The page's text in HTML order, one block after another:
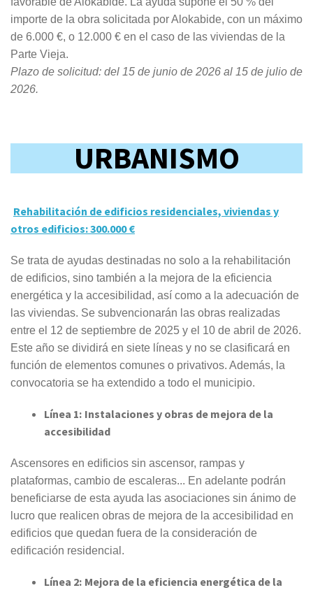
importe de la obra solicitada por Alokabide, con un máximo
de 6.000 €, o 12.000 € en el caso de las viviendas de la
Parte Vieja.
Plazo de solicitud: del 15 de junio de 2026 al 15 de julio de
2026.
URBANISMO
Rehabilitación de edificios residenciales, viviendas y
otros edificios:300.000 €
Se trata de ayudas destinadas no solo a la rehabilitación
de edificios, sino también a la mejora de la eficiencia
energética y la accesibilidad, así como a la adecuación de
las viviendas. Se subvencionarán las obras realizadas
entre el 12 de septiembre de 2025 y el 10 de abril de 2026.
Este año se dividirá en siete líneas y no se clasificará en
función de elementos comunes o privativos. Además, la
convocatoria se ha extendido a todo el municipio.
Línea 1: Instalaciones y obras de mejora de la
accesibilidad
Ascensores en edificios sin ascensor, rampas y
plataformas, cambio de escaleras... En adelante podrán
beneficiarse de esta ayuda las asociaciones sin ánimo de
lucro que realicen obras de mejora de la accesibilidad en
edificios que quedan fuera de la consideración de
edificación residencial.
Línea 2: Mejora de la eficiencia energética de la